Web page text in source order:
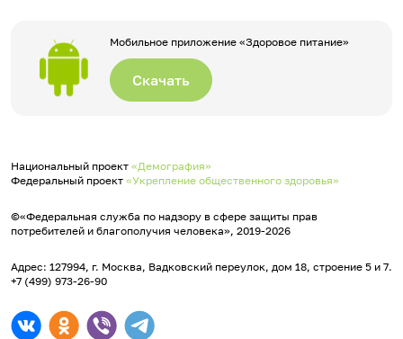
Мобильное приложение «Здоровое питание»
Скачать
Национальный проект «Демография»
Федеральный проект «Укрепление общественного здоровья»
©«Федеральная служба по надзору в сфере защиты прав
потребителей и благополучия человека», 2019-2026
Адрес: 127994, г. Москва, Вадковский переулок, дом 18, строение 5 и 7.
+7 (499) 973-26-90